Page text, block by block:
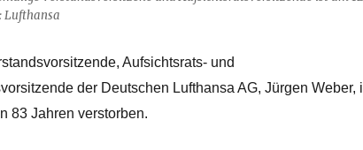
Lufthansa
Aufsichtsrats- und
der Deutschen Lufthansa AG, Jürgen Weber,
83 Jahren verstorben.